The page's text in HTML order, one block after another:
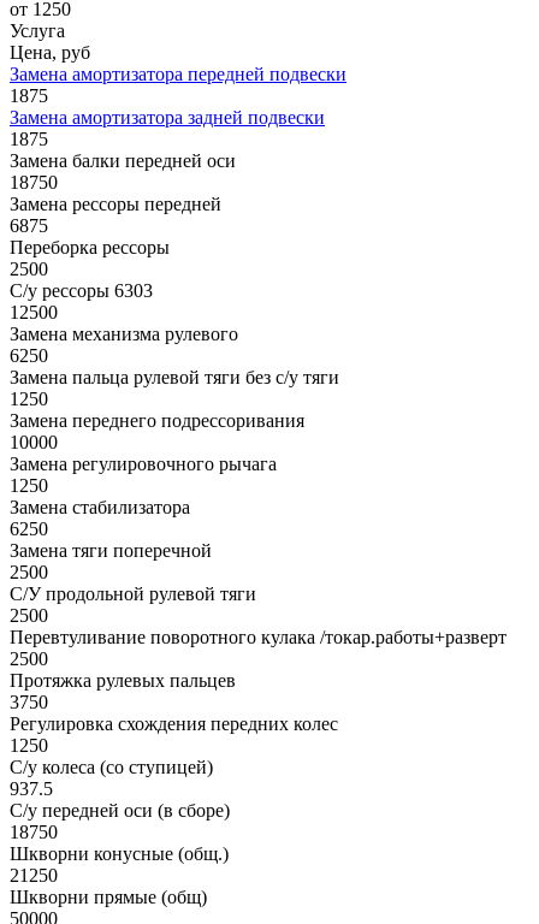
от 1250
Услуга
Цена, руб
Замена амортизатора передней подвески
1875
Замена амортизатора задней подвески
1875
Замена балки передней оси
18750
Замена рессоры передней
6875
Переборка рессоры
2500
С/у рессоры 6303
12500
Замена механизма рулевого
6250
Замена пальца рулевой тяги без с/у тяги
1250
Замена переднего подрессоривания
10000
Замена регулировочного рычага
1250
Замена стабилизатора
6250
Замена тяги поперечной
2500
С/У продольной рулевой тяги
2500
Перевтуливание поворотного кулака /токар.работы+разверт
2500
Протяжка рулевых пальцев
3750
Регулировка схождения передних колес
1250
С/у колеса (со ступицей)
937.5
С/у передней оси (в сборе)
18750
Шкворни конусные (общ.)
21250
Шкворни прямые (общ)
50000